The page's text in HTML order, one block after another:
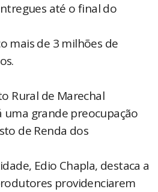
até o final do
mais de 3 milhões de
Rural de Marechal
uma grande preocupação
de Renda dos
Edio Chapla, destaca a
providenciarem